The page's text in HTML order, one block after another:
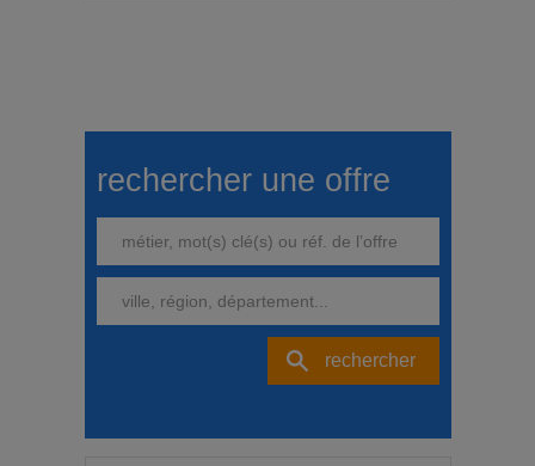
rechercher une offre
rechercher